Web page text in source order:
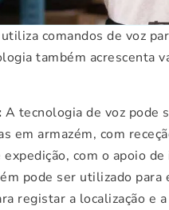
comandos de voz
também acrescenta
A tecnologia de voz pode
em armazém, com
com o apoio
pode ser utilizado
registar a localização e